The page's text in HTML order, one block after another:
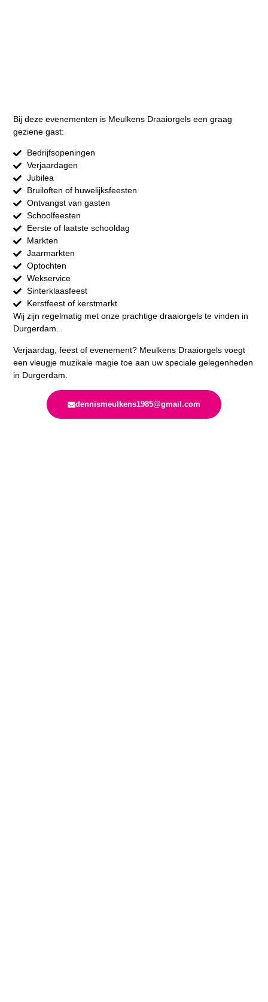
Bij deze evenementen is Meulkens Draaiorgels een graag
geziene gast:
Bedrijfsopeningen
Verjaardagen
Jubilea
Bruiloften of huwelijksfeesten
Ontvangst van gasten
Schoolfeesten
Eerste of laatste schooldag
Markten
Jaarmarkten
Optochten
Wekservice
Sinterklaasfeest
Kerstfeest of kerstmarkt
Wij zijn regelmatig met onze prachtige draaiorgels te vinden in
Durgerdam.
Verjaardag, feest of evenement? Meulkens Draaiorgels voegt
een vleugje muzikale magie toe aan uw speciale gelegenheden
in Durgerdam.
dennismeulkens1985@gmail.com